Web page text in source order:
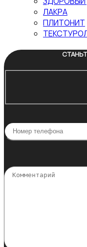
ЛАКРА
ПЛИТОНИТ